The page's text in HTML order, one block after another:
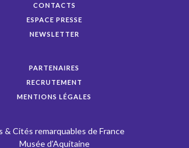
CONTACTS
ESPACE PRESSE
NEWSLETTER
PARTENAIRES
RECRUTEMENT
MENTIONS LÉGALES
& Cités remarquables de France
Musée d’Aquitaine